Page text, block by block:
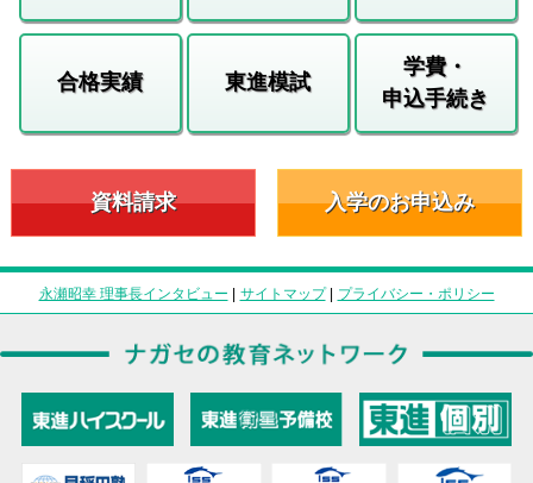
合格実績 東進模試
学費・
申込手続き
資料請求 入学のお申込み
永瀬昭幸 理事長インタビュー | サイトマップ| プライバシー・ポリシー